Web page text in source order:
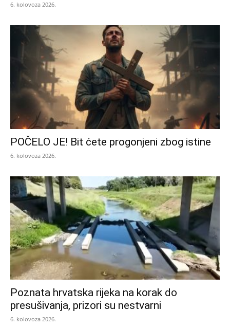
6. kolovoza 2026.
POČELO JE! Bit ćete progonjeni zbog istine
6. kolovoza 2026.
Poznata hrvatska rijeka na korak do
presušivanja, prizori su nestvarni
6. kolovoza 2026.